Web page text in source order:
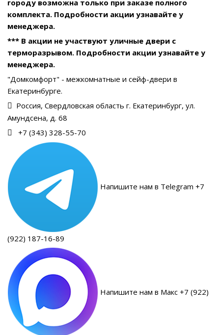
городу возможна только при заказе полного
комплекта. Подробности акции узнавайте у
менеджера.
*** В акции не участвуют уличные двери с
терморазрывом. Подробности акции узнавайте у
менеджера.
"Домкомфорт" - межкомнатные и сейф-двери в
Екатеринбурге.
Россия, Свердловская область г. Екатеринбург, ул.
Амундсена, д. 68
+7 (343) 328-55-70
Напишите нам в Telegram +7
(922) 187-16-89
Напишите нам в Макс +7 (922)